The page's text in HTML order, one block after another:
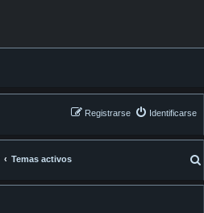
Identificarse
Registrarse
Temas activos